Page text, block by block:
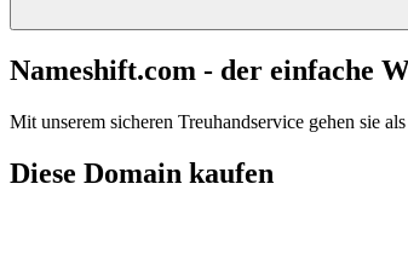
Nameshift.com - der einfache
Mit unserem sicheren Treuhandservice gehen sie
Diese Domain kaufen